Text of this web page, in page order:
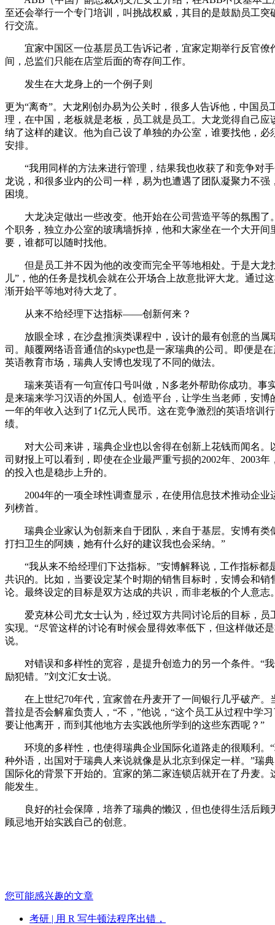
至还会举行一个专门培训，叫挑战权威，其目的是鼓励员工突
行交流。
宜家中国区一位基层员工告诉记者，宜家定期举行反官僚
间，总监们只能在店堂后面的寄存间工作。
发生在大龙身上的一个例子则
更为“离奇”。大龙刚创办易为公关时，很多人告诉他，中国员
理，在中国，老板就是老板，员工就是员工。大龙觉得自己应
纳了这样的建议。他为自己设了单独的办公室，谁要找他，必
安排。
“我用同样的方法来进行管理，结果我也收获了和竞争对手
龙说，和很多业内的公司一样，易为也遭遇了团队凝聚力不强
困境。
大龙决定做出一些改变。他开始在公司营造平等的氛围了
个职务，独立办公室的玻璃墙拆掉，他和大家坐在一个大开间
要，谁都可以随时找他。
但是员工并不因为他的改变而完全平等地相处。于是大龙
儿”，他的任务是找机会就在公开场合上故意批评大龙。通过
渐开始平等地对待大龙了。
从来不给经理下达指标——创新何来？
放眼全球，在沙盘推演类课程中，设计的最有创意的当属
司。颠覆网络语音通信的skype也是一家瑞典的公司。即便是
英语教育市场，瑞典人安博也发现了不同的做法。
瑞来英语有一句宣传口号叫做，N多老外帮助你成功。事
是来瑞来学习汉语的外国人。创造平台，让学生当老师，安博
一年的年收入达到了1亿元人民币。这在竞争激烈的英语培训
绩。
对大公司来讲，瑞典企业也以舍得在创新上花钱而闻名。
司财报上可以看到，即使在企业最严重亏损的2002年、2003
的投入也是稳步上升的。
2004年的一项全球性调查显示，在使用信息技术推动企业
列榜首。
瑞典企业家认为创新来自于团队，来自于基层。安博有类
打扫卫生的阿姨，她有什么好的建议我也会采纳。”
“我从来不给经理们下达指标。”安博解释说，工作指标都
共识的。比如，当要设定某个时期的销售目标时，安博会和销
论。最终设定的目标是双方达成的共识，而非老板的个人意志
爱克林公司尤女士认为，经过双方共同讨论后的目标，员
实现。“尽管这样的讨论有时候会显得效率低下，但这样做还
说。
对错误和多样性的宽容，是提升创造力的另一个条件。“我
励犯错。”刘文汇女士说。
在上世纪70年代，宜家曾在丹麦开了一间银行几乎破产。
普拉是否会解雇负责人，“不，”他说，“这个员工从过程中学
要让他离开，而到其他地方去实践他所学到的这些东西呢？”
环境的多样性，也使得瑞典企业国际化道路走的很顺利。“
种外语，出国对于瑞典人来说就像是从北京到保定一样。”瑞
国际化的背景下开始的。宜家的第二家连锁店就开在了丹麦。
能发生。
良好的社会保障，培养了瑞典的懒汉，但也使得生活后顾
顾忌地开始实践自己的创意。
您可能感兴趣的文章
考研 | 用 R 写牛顿法程序出错，